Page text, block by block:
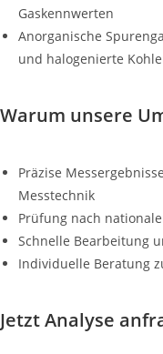
Gaskennwerten
Anorganische
und halogenierte
Warum unsere
Präzise
Messtechnik
Prüfung nach
Schnelle Bearbeitung
Individuelle Beratung
Jetzt Analyse